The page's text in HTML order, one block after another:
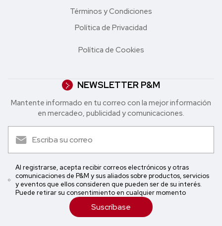
Términos y Condiciones
Política de Privacidad
Política de Cookies
NEWSLETTER P&M
Mantente informado en tu correo con la mejor in formación
en mercadeo, publicidad y comunicaciones.
Al registrarse, acepta recibir correos electrónicos y otras
comunicaciones de P&M y sus aliados sobre productos, servicios
y eventos que ellos consideren que pueden ser de su interés.
Puede retirar su consentimiento en cualquier momento
Suscríbase